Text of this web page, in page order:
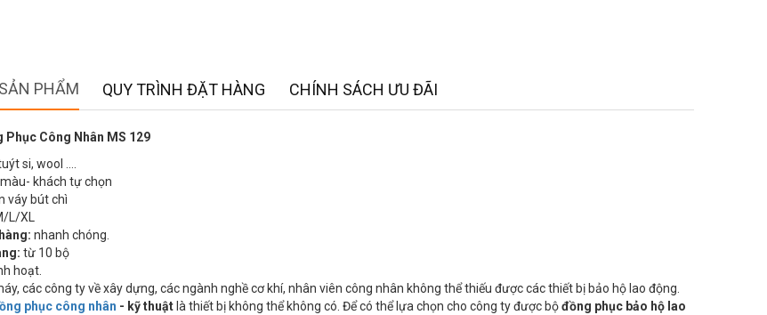
PHẨM QUY TRÌNH ĐẶT HÀNG CHÍNH SÁCH ƯU ĐÃI
Phục Công Nhân MS 129
si, wool ….
khách tự chọn
váy bút chì
L/XL
nhanh chóng.
từ 10 bộ
hoạt.
các công ty về xây dựng, các ngành nghề cơ khí, nhân viên công nhân không thể thiếu được các thiết bị bảo hộ lao động.
phục công nhân - kỹ thuật là thiết bị không thể không có. Để có thể lựa chọn cho công ty được bộđồng phục bảo hộ lao